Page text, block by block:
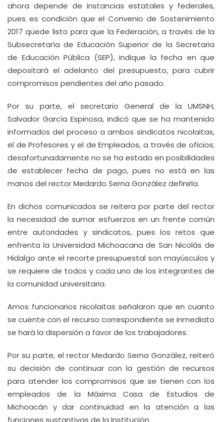
ahora depende de instancias estatales y federales,
pues es condición que el Convenio de Sostenimiento
2017 quede listo para que la Federación, a través de la
Subsecretaría de Educación Superior de la Secretaria
de Educación Pública (SEP), indique la fecha en que
depositará el adelanto del presupuesto, para cubrir
compromisos pendientes del año pasado.
Por su parte, el secretario General de la UMSNH,
Salvador García Espinosa, indicó que se ha mantenido
informados del proceso a ambos sindicatos nicolaitas,
el de Profesores y el de Empleados, a través de oficios;
desafortunadamente no se ha estado en posibilidades
de establecer fecha de pago, pues no está en las
manos del rector Medardo Serna González definirla.
En dichos comunicados se reitera por parte del rector
la necesidad de sumar esfuerzos en un frente común
entre autoridades y sindicatos, pues los retos que
enfrenta la Universidad Michoacana de San Nicolás de
Hidalgo ante el recorte presupuestal son mayúsculos y
se requiere de todos y cada uno de los integrantes de
la comunidad universitaria.
Amos funcionarios nicolaitas señalaron que en cuanto
se cuente con el recurso correspondiente se inmediato
se hará la dispersión a favor de los trabajadores.
Por su parte, el rector Medardo Serna González, reiteró
su decisión de continuar con la gestión de recursos
para atender los compromisos que se tienen con los
empleados de la Máxima Casa de Estudios de
Michoacán y dar continuidad en la atención a las
funciones sustantivas de la Institución.